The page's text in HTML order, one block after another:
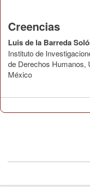
Creencias
Luis de la Barreda
Instituto de
de Derechos Humanos,
México